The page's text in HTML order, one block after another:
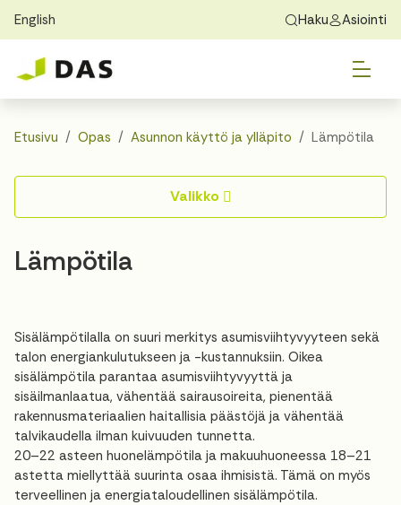
Skip to main content Skip to main navigation
English
Exchange Students
Tietoa DASista
Haku Asiointi
Löydä koti
Asuminen
Yhteystiedot
Etusivu Opas Asunnon käyttö ja ylläpito Lämpötila
Valikko
Lämpötila
Sisälämpötilalla on suuri merkitys asumisviihtyvyyteen sekä
talon energiankulutukseen ja -kustannuksiin. Oikea
sisälämpötila parantaa asumisviihtyvyyttä ja
sisäilmanlaatua, vähentää sairausoireita, pienentää
rakennusmateriaalien haitallisia päästöjä ja vähentää
talvikaudella ilman kuivuuden tunnetta.
20–22 asteen huonelämpötila ja makuuhuoneessa 18–21
astetta miellyttää suurinta osaa ihmisistä. Tämä on myös
terveellinen ja energiataloudellinen sisälämpötila.